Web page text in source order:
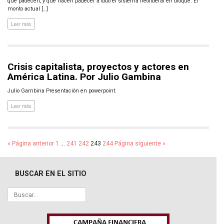
monto actual […]
Leer más
Crisis capitalista, proyectos y actores en
América Latina. Por Julio Gambina
Julio Gambina Presentación en powerpoint.
Leer más
« Página anterior 1 … 241 242 243 244 Página siguiente »
BUSCAR EN EL SITIO